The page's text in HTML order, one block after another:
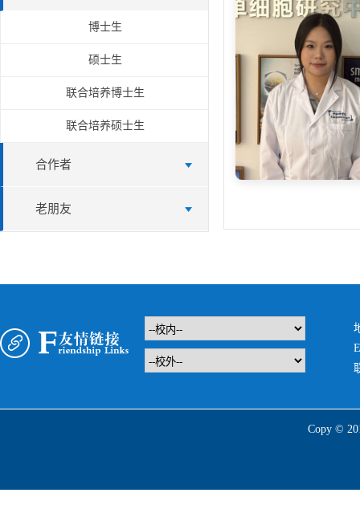
博士生
硕士生
联合培养博士生
联合培养硕士生
合作者
老朋友
Copy ©